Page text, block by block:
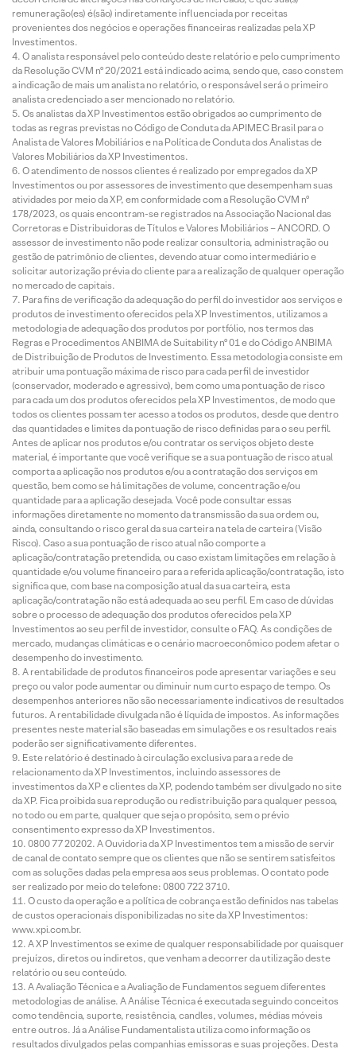
remuneração(es) é(são) indiretamente influenciada por receitas
provenientes dos negócios e operações financeiras realizadas pela XP
Investimentos.
O analista responsável pelo conteúdo deste relatório e pelo cumprimento
da Resolução CVM nº 20/2021 está indicado acima, sendo que, caso constem
a indicação de mais um analista no relatório, o responsável será o primeiro
analista credenciado a ser mencionado no relatório.
Os analistas da XP Investimentos estão obrigados ao cumprimento de
todas as regras previstas no Código de Conduta da APIMEC Brasil para o
Analista de Valores Mobiliários e na Política de Conduta dos Analistas de
Valores Mobiliários da XP Investimentos.
O atendimento de nossos clientes é realizado por empregados da XP
Investimentos ou por assessores de investimento que desempenham suas
atividades por meio da XP, em conformidade com a Resolução CVM nº
178/2023, os quais encontram-se registrados na Associação Nacional das
Corretoras e Distribuidoras de Títulos e Valores Mobiliários – ANCORD. O
assessor de investimento não pode realizar consultoria, administração ou
gestão de patrimônio de clientes, devendo atuar como intermediário e
solicitar autorização prévia do cliente para a realização de qualquer operação
no mercado de capitais.
Para fins de verificação da adequação do perfil do investidor aos serviços e
produtos de investimento oferecidos pela XP Investimentos, utilizamos a
metodologia de adequação dos produtos por portfólio, nos termos das
Regras e Procedimentos ANBIMA de Suitability nº 01 e do Código ANBIMA
de Distribuição de Produtos de Investimento. Essa metodologia consiste em
atribuir uma pontuação máxima de risco para cada perfil de investidor
(conservador, moderado e agressivo), bem como uma pontuação de risco
para cada um dos produtos oferecidos pela XP Investimentos, de modo que
todos os clientes possam ter acesso a todos os produtos, desde que dentro
das quantidades e limites da pontuação de risco definidas para o seu perfil.
Antes de aplicar nos produtos e/ou contratar os serviços objeto deste
material, é importante que você verifique se a sua pontuação de risco atual
comporta a aplicação nos produtos e/ou a contratação dos serviços em
questão, bem como se há limitações de volume, concentração e/ou
quantidade para a aplicação desejada. Você pode consultar essas
informações diretamente no momento da transmissão da sua ordem ou,
ainda, consultando o risco geral da sua carteira na tela de carteira (Visão
Risco). Caso a sua pontuação de risco atual não comporte a
aplicação/contratação pretendida, ou caso existam limitações em relação à
quantidade e/ou volume financeiro para a referida aplicação/contratação, isto
significa que, com base na composição atual da sua carteira, esta
aplicação/contratação não está adequada ao seu perfil. Em caso de dúvidas
sobre o processo de adequação dos produtos oferecidos pela XP
Investimentos ao seu perfil de investidor, consulte o FAQ. As condições de
mercado, mudanças climáticas e o cenário macroeconômico podem afetar o
desempenho do investimento.
A rentabilidade de produtos financeiros pode apresentar variações e seu
preço ou valor pode aumentar ou diminuir num curto espaço de tempo. Os
desempenhos anteriores não são necessariamente indicativos de resultados
futuros. A rentabilidade divulgada não é líquida de impostos. As informações
presentes neste material são baseadas em simulações e os resultados reais
poderão ser significativamente diferentes.
Este relatório é destinado à circulação exclusiva para a rede de
relacionamento da XP Investimentos, incluindo assessores de
investimentos da XP e clientes da XP, podendo também ser divulgado no site
da XP. Fica proibida sua reprodução ou redistribuição para qualquer pessoa,
no todo ou em parte, qualquer que seja o propósito, sem o prévio
consentimento expresso da XP Investimentos.
0800 77 20202. A Ouvidoria da XP Investimentos tem a missão de servir
de canal de contato sempre que os clientes que não se sentirem satisfeitos
com as soluções dadas pela empresa aos seus problemas. O contato pode
ser realizado por meio do telefone: 0800 722 3710.
O custo da operação e a política de cobrança estão definidos nas tabelas
de custos operacionais disponibilizadas no site da XP Investimentos:
www.xpi.com.br.
A XP Investimentos se exime de qualquer responsabilidade por quaisquer
prejuízos, diretos ou indiretos, que venham a decorrer da utilização deste
relatório ou seu conteúdo.
A Avaliação Técnica e a Avaliação de Fundamentos seguem diferentes
metodologias de análise. A Análise Técnica é executada seguindo conceitos
como tendência, suporte, resistência, candles, volumes, médias móveis
entre outros. Já a Análise Fundamentalista utiliza como informação os
resultados divulgados pelas companhias emissoras e suas projeções. Desta